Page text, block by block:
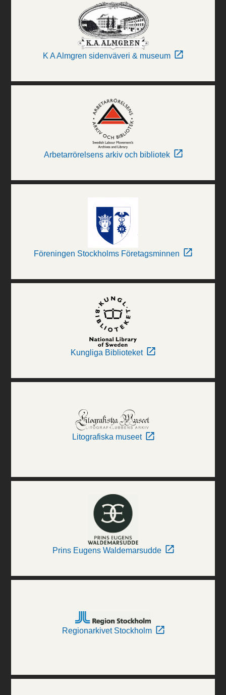
K A Almgren sidenväveri & museum
Arbetarrörelsens arkiv och bibliotek
Föreningen Stockholms Företagsminnen
Kungliga Biblioteket
Litografiska museet
Prins Eugens Waldemarsudde
Regionarkivet Stockholm